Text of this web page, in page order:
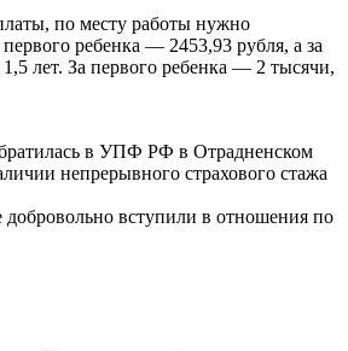
по месту работы нужно
ребенка — 2453,93 рубля, а за
лет. За первого ребенка — 2 тысячи,
в УПФ РФ в Отрадненском
непрерывного страхового стажа
добровольно вступили в отношения по